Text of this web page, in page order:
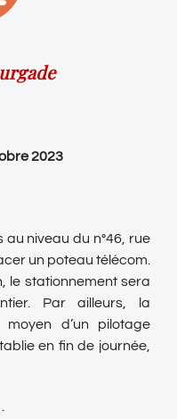
2023
niveau du n°46, rue
un poteau télécom.
le stationnement sera
Par ailleurs, la
d’un pilotage
en fin de journée,